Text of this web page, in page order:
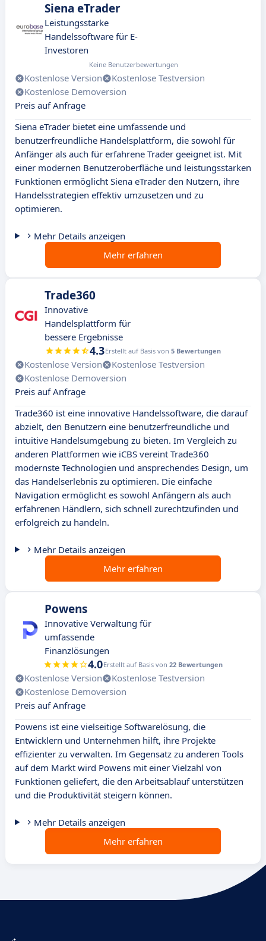
Siena eTrader
Leistungsstarke
Handelssoftware für E-
Investoren
Keine Benutzerbewertungen
Kostenlose Version
Kostenlose Testversion
Kostenlose Demoversion
Preis auf Anfrage
Siena eTrader bietet eine umfassende und
benutzerfreundliche Handelsplattform, die sowohl für
Anfänger als auch für erfahrene Trader geeignet ist. Mit
einer modernen Benutzeroberfläche und leistungsstarken
Funktionen ermöglicht Siena eTrader den Nutzern, ihre
Handelsstrategien effektiv umzusetzen und zu
optimieren.
Mehr Details anzeigen
Mehr erfahren
Trade360
Innovative
Handelsplattform für
bessere Ergebnisse
4.3Erstellt auf Basis von 5 Bewertungen
Kostenlose Version
Kostenlose Testversion
Kostenlose Demoversion
Preis auf Anfrage
Trade360 ist eine innovative Handelssoftware, die darauf
abzielt, den Benutzern eine benutzerfreundliche und
intuitive Handelsumgebung zu bieten. Im Vergleich zu
anderen Plattformen wie iCBS vereint Trade360
modernste Technologien und ansprechendes Design, um
das Handelserlebnis zu optimieren. Die einfache
Navigation ermöglicht es sowohl Anfängern als auch
erfahrenen Händlern, sich schnell zurechtzufinden und
erfolgreich zu handeln.
Mehr Details anzeigen
Mehr erfahren
Powens
Innovative Verwaltung für
umfassende
Finanzlösungen
4.0Erstellt auf Basis von 22 Bewertungen
Kostenlose Version
Kostenlose Testversion
Kostenlose Demoversion
Preis auf Anfrage
Powens ist eine vielseitige Softwarelösung, die
Entwicklern und Unternehmen hilft, ihre Projekte
effizienter zu verwalten. Im Gegensatz zu anderen Tools
auf dem Markt wird Powens mit einer Vielzahl von
Funktionen geliefert, die den Arbeitsablauf unterstützen
und die Produktivität steigern können.
Mehr Details anzeigen
Mehr erfahren